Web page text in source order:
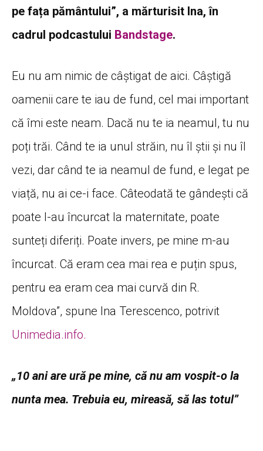
pe fața pământului”, a mărturisit Ina, în
cadrul podcastului Bandstage.
Eu nu am nimic de câștigat de aici. Câștigă
oamenii care te iau de fund, cel mai important
că îmi este neam. Dacă nu te ia neamul, tu nu
poți trăi. Când te ia unul străin, nu îl știi și nu îl
vezi, dar când te ia neamul de fund, e legat pe
viață, nu ai ce-i face. Câteodată te gândești că
poate l-au încurcat la maternitate, poate
sunteți diferiți. Poate invers, pe mine m-au
încurcat. Că eram cea mai rea e puțin spus,
pentru ea eram cea mai curvă din R.
Moldova”, spune Ina Terescenco, potrivit
Unimedia.info.
„10 ani are ură pe mine, că nu am vospit-o la
nunta mea. Trebuia eu, mireasă, să las totul”